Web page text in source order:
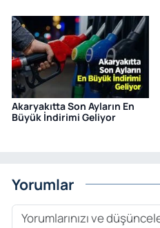
Akaryakıtta Son Ayların En
Büyük İndirimi Geliyor
Yorumlar